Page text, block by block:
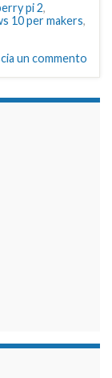
pi 2,
10 per makers,
un commento